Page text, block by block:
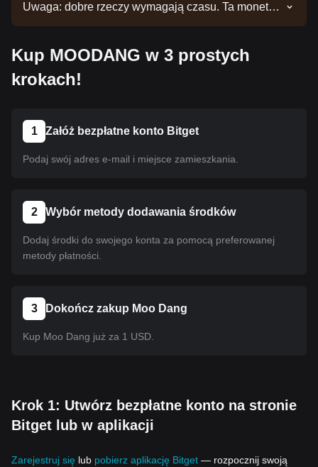
Uwaga: dobre rzeczy wymagają czasu. Ta moneta
notowań. Gdy będzie ona już dostępna w serwisie
zgodnie z naszym przewodnikiem. Ten sam
Kup MOODANG w 3 prostych
krokach!
1 Załóż bezpłatne konto Bitget
Podaj swój adres e-mail i miejsce zamieszkania.
2 Wybór metody dodawania środków
Dodaj środki do swojego konta za pomocą preferowanej
metody płatności.
3 Dokończ zakup Moo Dang
Kup Moo Dang już za 1 USD.
Krok 1: Utwórz bezpłatne konto na stronie
Bitget lub w aplikacji
Zarejestruj się lub pobierz aplikację Bitget — rozpocznij swoją